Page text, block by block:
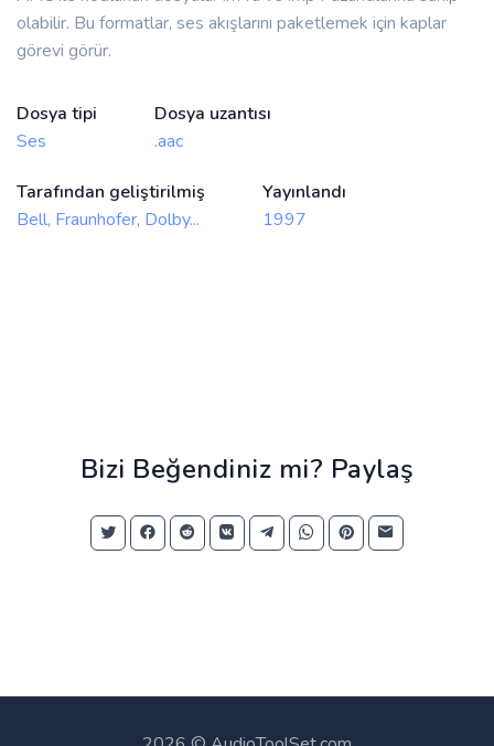
olabilir. Bu formatlar, ses akışlarını paketlemek için kaplar
görevi görür.
Dosya tipi
Ses
Dosya uzantısı
.aac
Tarafından geliştirilmiş
Bell, Fraunhofer, Dolby...
Yayınlandı
1997
Bizi Beğendiniz mi? Paylaş